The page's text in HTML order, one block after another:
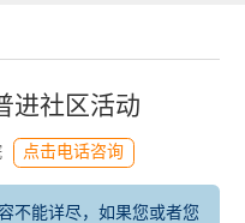
进社区活动
点击电话咨询
不能详尽，如果您或者您